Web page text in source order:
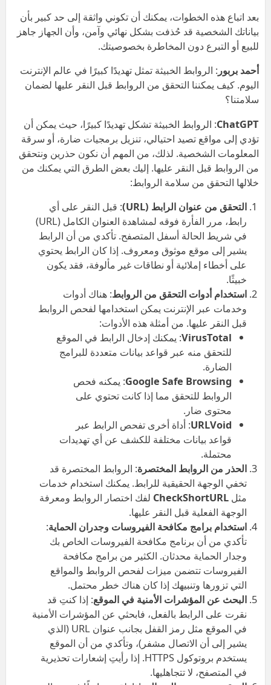
بعد اتباع هذه الخطوات، يمكنك أن تكوني واثقة إلى حد كبير بأن
بياناتك الشخصية قد حُذفت بشكل نهائي وآمن، وأن الجهاز جاهز
للبيع أو التبرع دون المخاطرة بخصوصيتك.
أحمد بربور : الروابط الخبيثة تمثل تهديدًا كبيرًا في عالم الإنترنت
اليوم. كيف يمكننا التحقق من الروابط قبل النقر عليها لضمان
سلامتنا؟
ChatGPT: الروابط الخبيثة تشكل تهديدًا كبيرًا، حيث يمكن أن
تؤدي إلى مواقع تصيد احتيالي، تنزيل برمجيات ضارة، أو سرقة
المعلومات الشخصية. لذلك، من المهم أن نكون حذرين ونتحقق
من الروابط قبل النقر عليها. إليك بعض الطرق التي يمكنك من
خلالها التحقق من سلامة الروابط:
التحقق من عنوان الرابط (URL)
: قبل النقر على أي
رابط، مرر الفأرة فوقه لمشاهدة العنوان الكامل (URL)
في شريط الحالة أسفل المتصفح. تأكدي من أن الرابط
يشير إلى موقع موثوق ومعروف. إذا كان الرابط يحتوي
على أخطاء إملائية أو نطاقات غير مألوفة، فقد يكون
خبيثًا.
استخدام أدوات التحقق من الروابط: هناك أدوات
وخدمات عبر الإنترنت يمكن استخدامها لفحص الروابط
قبل النقر عليها. من أمثلة هذه الأدوات:
VirusTotal: يمكنك إدخال الرابط في الموقع
للتحقق منه عبر قواعد بيانات متعددة للبرامج
الضارة.
Google Safe Browsing: يمكنه فحص
الروابط للتحقق مما إذا كانت تحتوي على
محتوى ضار.
URLVoid: أداة أخرى تفحص الرابط عبر
قواعد بيانات مختلفة للكشف عن أي تهديدات
محتملة.
الحذر من الروابط المختصرة: الروابط المختصرة قد
تخفي الوجهة الحقيقية للرابط. يمكنك استخدام خدمات
مثل CheckShortURL لفك اختصار الروابط ومعرفة
الوجهة الفعلية قبل النقر عليها.
استخدام برامج مكافحة الفيروسات وجدران الحماية:
تأكدي من أن برنامج مكافحة الفيروسات الخاص بك
وجدار الحماية محدثان. الكثير من برامج مكافحة
الفيروسات تتضمن ميزات لفحص الروابط والمواقع
التي تزورها وتنبيهك إذا كان هناك خطر محتمل.
البحث عن المؤشرات الأمنية في الموقع: إذا كنتِ قد
نقرت على الرابط بالفعل، فابحثي عن المؤشرات الأمنية
في الموقع مثل رمز القفل بجانب عنوان URL (الذي
يشير إلى أن الاتصال مشفر)، وتأكدي من أن الموقع
يستخدم بروتوكول HTTPS. إذا رأيتِ إشعارات تحذيرية
في المتصفح، لا تتجاهليها.